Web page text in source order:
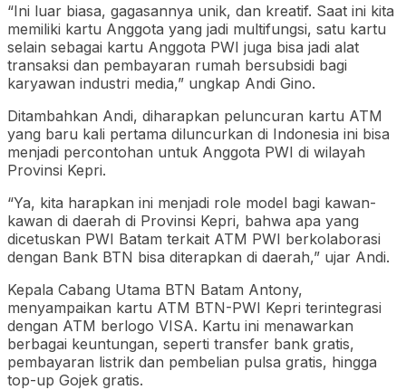
“Ini luar biasa, gagasannya unik, dan kreatif. Saat ini kita
memiliki kartu Anggota yang jadi multifungsi, satu kartu
selain sebagai kartu Anggota PWI juga bisa jadi alat
transaksi dan pembayaran rumah bersubsidi bagi
karyawan industri media,” ungkap Andi Gino.
Ditambahkan Andi, diharapkan peluncuran kartu ATM
yang baru kali pertama diluncurkan di Indonesia ini bisa
menjadi percontohan untuk Anggota PWI di wilayah
Provinsi Kepri.
“Ya, kita harapkan ini menjadi role model bagi kawan-
kawan di daerah di Provinsi Kepri, bahwa apa yang
dicetuskan PWI Batam terkait ATM PWI berkolaborasi
dengan Bank BTN bisa diterapkan di daerah,” ujar Andi.
Kepala Cabang Utama BTN Batam Antony,
menyampaikan kartu ATM BTN-PWI Kepri terintegrasi
dengan ATM berlogo VISA. Kartu ini menawarkan
berbagai keuntungan, seperti transfer bank gratis,
pembayaran listrik dan pembelian pulsa gratis, hingga
top-up Gojek gratis.